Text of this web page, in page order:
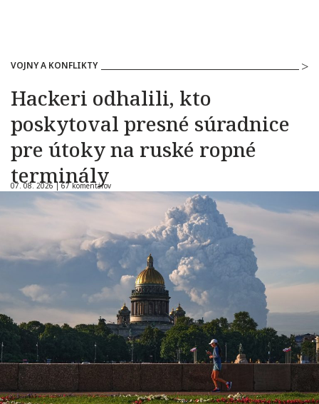
VOJNY A KONFLIKTY
Hackeri odhalili, kto
poskytoval presné súradnice
pre útoky na ruské ropné
terminály
07. 08. 2026 |67 komentárov